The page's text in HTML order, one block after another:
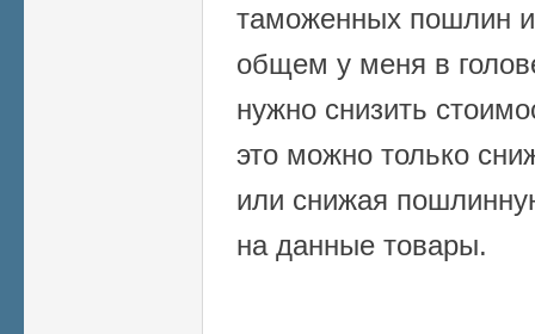
таможенных пошлин
общем у меня в
нужно снизить
это можно только
или снижая
на данные товары.